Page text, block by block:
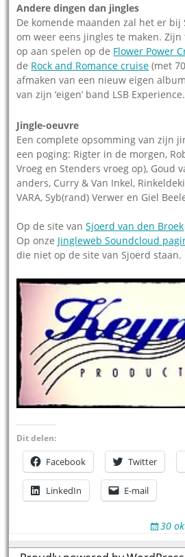
Andere dingen dan jingles
De komende maanden zal het er bij
om weer eens jingles te maken.
op aan spelen op de Flower Power
de Rock and Romance cruise (met
afmaken van een nieuw eigen
van zijn ‘eigen’ band LSB Experience.
Jingle-oeuvre
Een complete opsomming van zijn
een poging: Rigter in de morgen,
Vroeg en Stenders vroeg op), Goud
anders, Curry & Van Inkel,
VARA, Syb(rand) Verwer en Giel
Op de site vanSjoerd van den Broek
Op onze Jingleweb Soundcloud
die niet op de site van Sjoerd staan.
Dit delen:
Facebook Twitter
LinkedIn E-mail
30